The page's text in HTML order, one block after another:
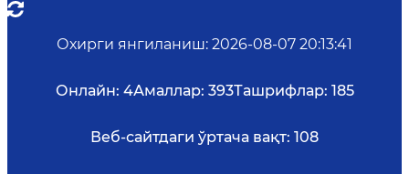
Охирги янгиланиш: 2026-08-07 20:13:41
Онлайн: 4Амаллар: 393Ташрифлар: 185
Веб-сайтдаги ўртача вақт: 108